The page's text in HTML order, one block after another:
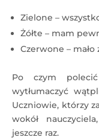
Zielone –
Żółte – mam
Czerwone – mało
Po czym
wytłumaczyć
Uczniowie, którzy
wokół
jeszcze raz.